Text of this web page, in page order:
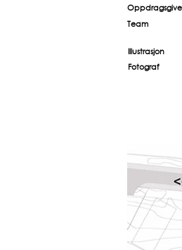
Team
Illustrasjon
Fotograf